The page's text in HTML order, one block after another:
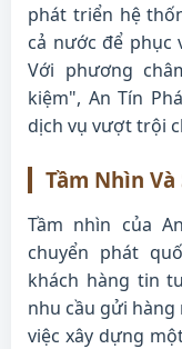
phát triển hệ
cả nước để phục
Với phương
kiệm", An Tín
dịch vụ vượt trội
Tầm Nhìn
Tầm nhìn của
chuyển phát
khách hàng tin
nhu cầu gửi
việc xây dựng